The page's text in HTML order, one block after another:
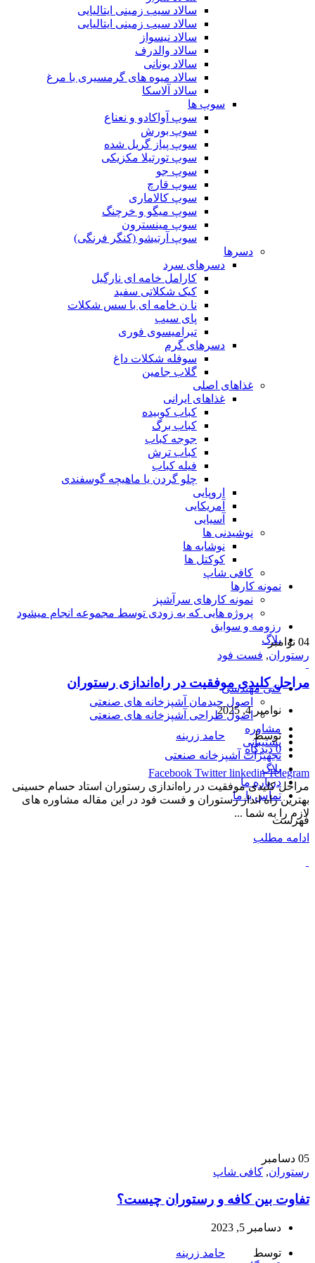
سالاد سیب زمینی ایتالیایی
سالاد سیب زمینی ایتالیایی
سالاد نیسواز
سالاد والدرف
سالاد یونانی
سالاد میوه های گرمسیری با مرغ
سالاد آلاسکا
سوپ ها
سوپ آواکادو و نعناع
سوپ بورش
سوپ پیاز گریل شده
سوپ تورتیلا مکزیکی
سوپ جو
سوپ قارچ
سوپ کالاماری
سوپ میگو و خرچنگ
سوپ مینسترون
سوپ آرتیشو (کنگر فرنگی)
دسرها
دسرهای سرد
کارامل خامه ای نارگیل
کیک شکلاتی سفید
نا ن خامه ای با سس شکلات
پای سیب
تیرامیسوی فوری
دسرهای گرم
سوفله شکلات داغ
گلاب جامین
غذاهای اصلی
غذاهای ایرانی
کباب کوبیده
کباب برگ
جوجه کباب
کباب ترش
فیله کباب
چلو گردن یا ماهیچه گوسفندی
اروپایی
آمریکایی
آسیایی
نوشیدنی ها
نوشابه ها
کوکتل ها
کافی شاپ
نمونه کارها
نمونه کارهای سرآشپز
پروژه هایی که به زودی توسط مجموعه انجام میشود
رزومه و سوابق
بلاگ
فنی مهندسی
اصول چیدمان آشپزخانه های صنعتی
اصول طراحی آشپزخانه های صنعتی
مشاوره
پشتیبانی
تجهیزات آشپزخانه صنعتی
بلاگ
درباره ما
تماس با ما
فهرست
04 نوامبر
رستوران, فست فود
مراحل کلیدی موفقیت در راه‌اندازی رستوران
نوامبر 4, 2025
توسط
حامد زرینه
0 دیدگاه
Facebook Twitter linkedin Telegram
مراحل کلیدی موفقیت در راه‌اندازی رستوران استاد حسام حسینی
بهترین راه انداز رستوران و فست فود در این مقاله مشاوره های
لازم را به شما ...
ادامه مطلب
05 دسامبر
رستوران, کافی شاپ
تفاوت بین کافه و رستوران چیست؟
دسامبر 5, 2023
توسط
حامد زرینه